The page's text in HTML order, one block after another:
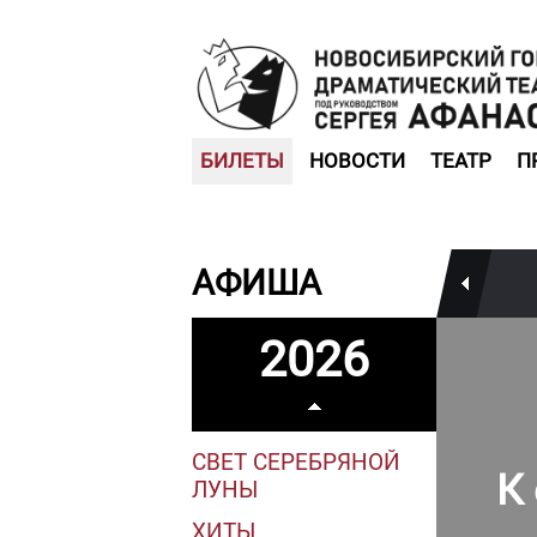
БИЛЕТЫ НОВОСТИ ТЕАТР
АФИША
2026
СВЕТ СЕРЕБРЯНОЙ
ЛУНЫ